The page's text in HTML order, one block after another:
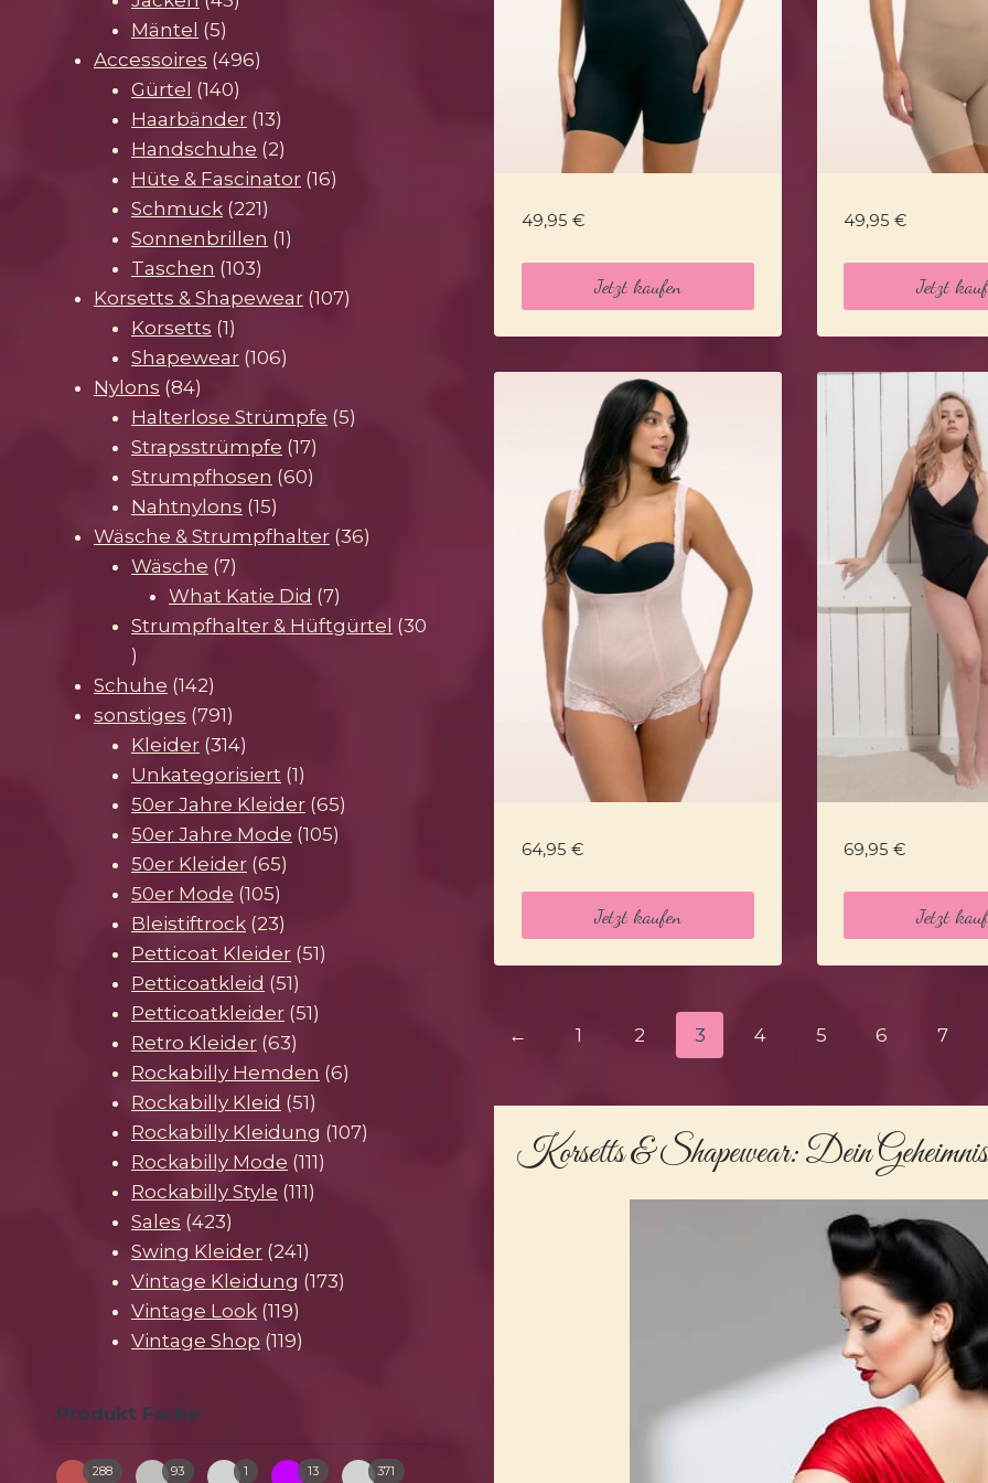
49,95 €
Jetzt kaufen
49,95€
Jetzt
64,95 €
Jetzt kaufen
69,95€
Jetzt
← 1 2 3 4 5 6 7
Korsetts & Shapewear: Dein
Mäntel 55
Produkte
Accessoires 496496
Gürtel 140140
Produkte
Haarbänder 1313
Produkte
Handschuhe 22
Produkte
Hüte & Fascinator 1616
Schmuck 221221
Produkte
Sonnenbrillen 11
Taschen 103103
Produkte
Korsetts & Shapewear 107107
Korsetts 11
Produkt
Shapewear 106106
Nylons 8484
Produkte
Halterlose Strümpfe 55
Strapsstrümpfe 1717
Produkte
Strumpfhosen 6060
Nahtnylons 1515
Produkte
Wäsche & Strumpfhalter 3636
Wäsche 77
Produkte
What Katie Did 77
Produkte
Strumpfhalter & Hüftgürtel 30
30
Produkte
Schuhe 142142
Produkte
sonstiges 791791
Produkte
Kleider 314314
Produkte
Unkategorisiert 11
Produkt
50er Jahre Kleider 6565
50er Jahre Mode 105105
50er Kleider 6565
50er Mode 105105
Produkte
Bleistiftrock 2323
Produkte
Petticoat Kleider 5151
Petticoatkleid 5151
Produkte
Petticoatkleider 5151
Retro Kleider 6363
Produkte
Rockabilly Hemden 66
Rockabilly Kleid 5151
Produkte
Rockabilly Kleidung 107107
Rockabilly Mode 111111
Rockabilly Style 111111
Sales 423423
Produkte
Swing Kleider 241241
Produkte
Vintage Kleidung 173173
Vintage Look 119119
Produkte
Vintage Shop 119119
Produkt Farbe
bunt
288 creme
93
gruen-
1 pink
13 schwarz
371